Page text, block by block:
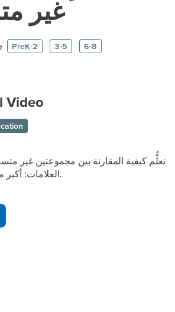
غير
PreK-2 3-5 6-8
Video
تعلُّم كيفية المقارنة بين مجموعتين غير
العلامات: أكبر من، وأصغر من، ويساوي.